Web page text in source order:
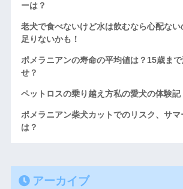
ーは？
老犬で食べないけど水は飲むなら心配な
足りないかも！
ポメラニアンの寿命の平均値は？15歳ま
せ？
ペットロスの乗り越え方私の愛犬の体験記
ポメラニアン柴犬カットでのリスク、サ
は？
アーカイブ